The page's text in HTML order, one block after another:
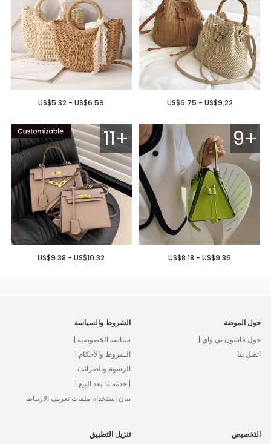
US$6.75 - US$9.22
US$5.32 - US$6.59
9+
US$8.18 - US$9.36
11+
US$9.38 - US$10.32
حول الموضة
حول فاشون تي واي |
اتصل بنا
الشروط والسياسة
سياسة الخصوصية |
الشروط والأحكام |
الرسوم والضرائب
| خدمة ما بعد البيع |
بيان استخدام ملفات تعريف الارتباط
التخصيص تنزيل التطبيق